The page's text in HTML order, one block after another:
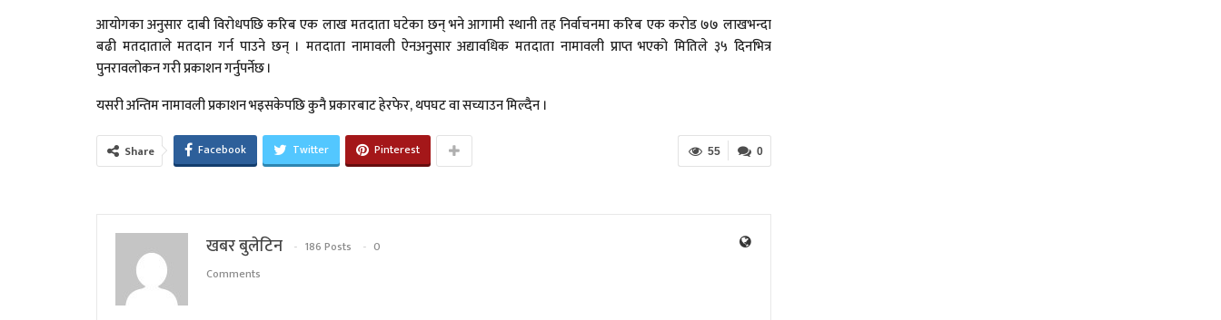
आयोगका अनुसार दाबी विरोधपछि करिब एक लाख मतदाता घटेका छन् भने आगामी स्थानी तह निर्वाचनमा करिब एक करोड ७७ लाखभन्दा
बढी मतदाताले मतदान गर्न पाउने छन् । मतदाता नामावली ऐनअनुसार अद्यावधिक मतदाता नामावली प्राप्त भएको मितिले ३५ दिनभित्र
पुनरावलोकन गरी प्रकाशन गर्नुपर्नेछ ।
यसरी अन्तिम नामावली प्रकाशन भइसकेपछि कुनै प्रकारबाट हेरफेर, थपघट वा सच्याउन मिल्दैन ।
0
55
Share Facebook Twitter Pinterest
खबर बुलेटिन 186 Posts
0
Comments